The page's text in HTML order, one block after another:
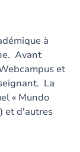
à
Avant
et
La
« Mundo
et d'autres